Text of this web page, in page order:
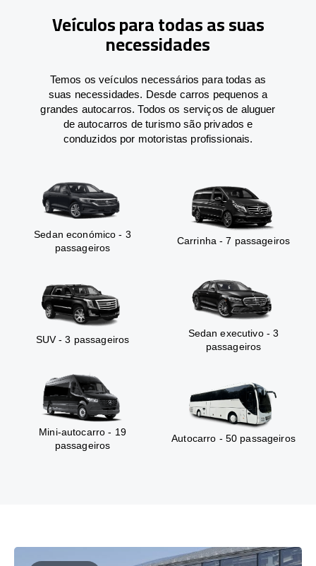
Veículos para todas as suas
necessidades
Temos os veículos necessários para todas as
suas necessidades. Desde carros pequenos a
grandes autocarros. Todos os serviços de aluguer
de autocarros de turismo são privados e
conduzidos por motoristas profissionais.
Sedan económico - 3
passageiros
Carrinha - 7 passageiros
SUV - 3 passageiros
Sedan executivo - 3
passageiros
Mini-autocarro - 19
passageiros
Autocarro - 50 passageiros